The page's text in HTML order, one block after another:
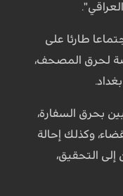
طارئا على
لحرق المصحف،
بحرق السفارة،
وكذلك إحالة
التحقيق،